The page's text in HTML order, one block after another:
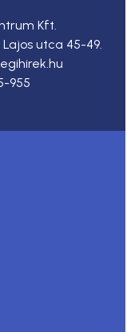
Kft.
utca 45-49.
955